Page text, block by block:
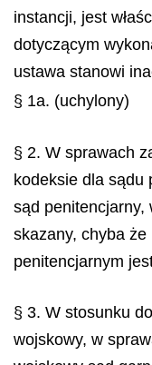
instancji, jest
dotyczącym
ustawa stanowi
§ 1a. (uchylony)
§ 2. W sprawach
kodeksie dla sądu
sąd penitencjarny,
skazany, chyba
penitencjarnym
§ 3. W stosunku
wojskowy, w